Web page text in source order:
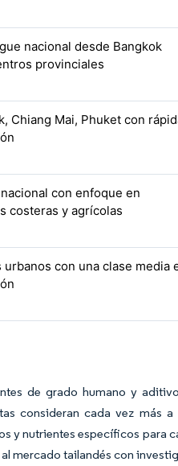
nacional desde Bangkok
provinciales
Chiang Mai, Phuket con
con enfoque en
costeras y agrícolas
urbanos con una clase media
de grado humano y
consideran cada vez más a
y nutrientes específicos para
mercado tailandés con